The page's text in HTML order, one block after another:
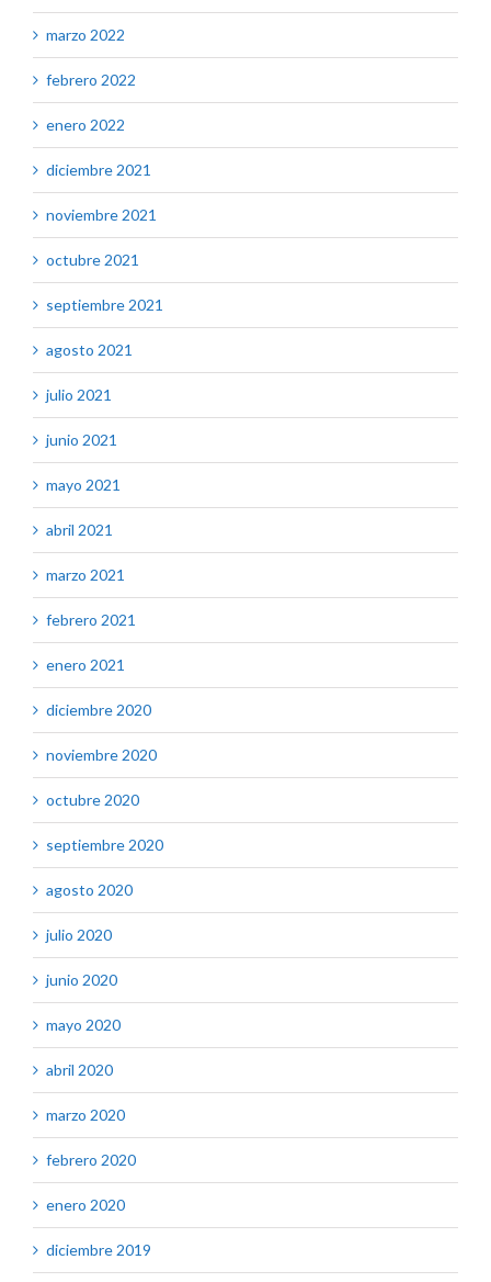
marzo 2022
febrero 2022
enero 2022
diciembre 2021
noviembre 2021
octubre 2021
septiembre 2021
agosto 2021
julio 2021
junio 2021
mayo 2021
abril 2021
marzo 2021
febrero 2021
enero 2021
diciembre 2020
noviembre 2020
octubre 2020
septiembre 2020
agosto 2020
julio 2020
junio 2020
mayo 2020
abril 2020
marzo 2020
febrero 2020
enero 2020
diciembre 2019